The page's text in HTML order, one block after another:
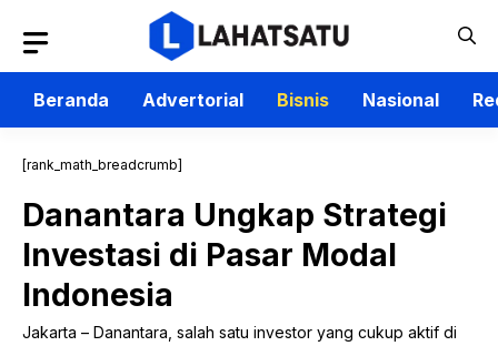
isi
Beranda
Advertorial Bisnis Nasional
[rank_math_breadcrumb]
Danantara Ungkap Strategi
Investasi di Pasar Modal
Indonesia
Jakarta – Danantara, salah satu investor yang cukup aktif di